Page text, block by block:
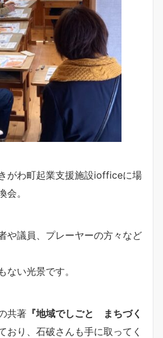
がわ町起業支援施設iofficeに場
会。
や議員、プレーヤーの方々など
ない光景です。
共著 『地域でしごと まちづく
おり、石破さんも手に取ってく